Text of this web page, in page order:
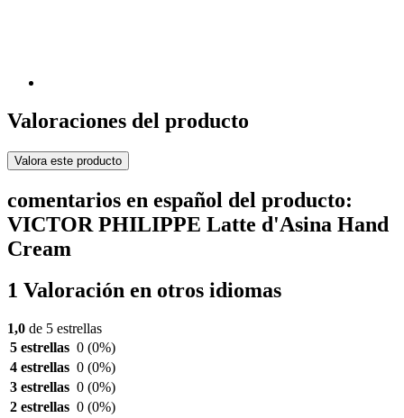
Valoraciones del producto
Valora este producto
comentarios en español del producto:
VICTOR PHILIPPE Latte d'Asina Hand
Cream
1 Valoración en otros idiomas
1,0 de 5 estrellas
5 estrellas 0 (0%)
4 estrellas 0 (0%)
3 estrellas 0 (0%)
2 estrellas 0 (0%)